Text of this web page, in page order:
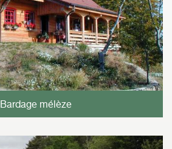
Bardage mélèze